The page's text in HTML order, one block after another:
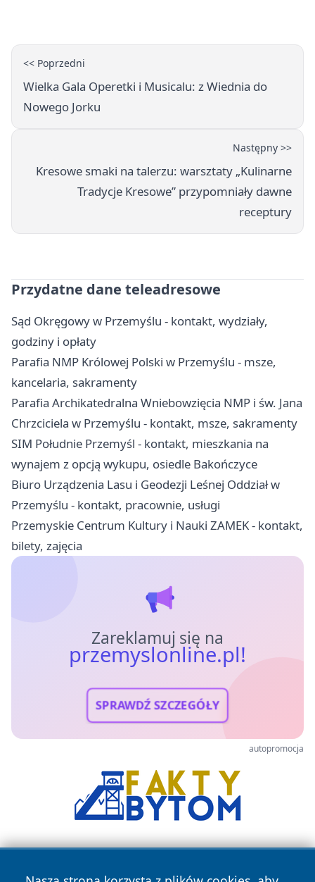
<< Poprzedni
Wielka Gala Operetki i Musicalu: z Wiednia do
Nowego Jorku
Następny >>
Kresowe smaki na talerzu: warsztaty „Kulinarne
Tradycje Kresowe” przypomniały dawne
receptury
Przydatne dane teleadresowe
Sąd Okręgowy w Przemyślu - kontakt, wydziały,
godziny i opłaty
Parafia NMP Królowej Polski w Przemyślu - msze,
kancelaria, sakramenty
Parafia Archikatedralna Wniebowzięcia NMP i św. Jana
Chrzciciela w Przemyślu - kontakt, msze, sakramenty
SIM Południe Przemyśl - kontakt, mieszkania na
wynajem z opcją wykupu, osiedle Bakończyce
Biuro Urządzenia Lasu i Geodezji Leśnej Oddział w
Przemyślu - kontakt, pracownie, usługi
Przemyskie Centrum Kultury i Nauki ZAMEK - kontakt,
bilety, zajęcia
Zareklamuj się na
przemyslonline.pl!
SPRAWDŹ SZCZEGÓŁY
autopromocja